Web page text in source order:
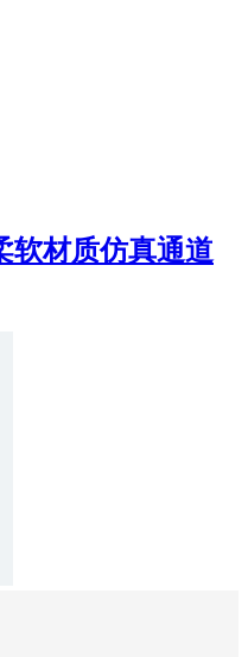
软材质仿真通道